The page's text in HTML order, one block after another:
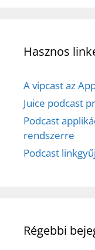
Hasznos
A vipcast az
Juice podcast
Podcast
rendszerre
Podcast
Régebbi